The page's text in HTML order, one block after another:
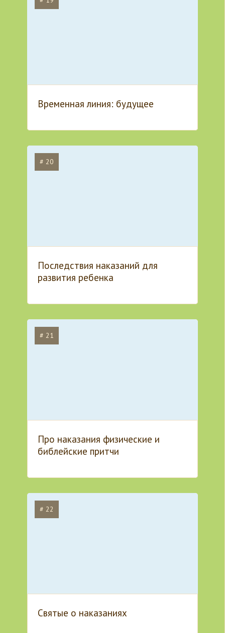
Временная линия: будущее
# 20
Последствия наказаний для
развития ребенка
# 21
Про наказания физические и
библейские притчи
# 22
Святые о наказаниях